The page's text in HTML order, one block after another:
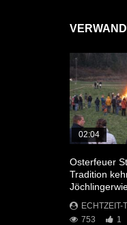
02:04
Osterfeuer
Tradition
ECHTZEIT-
753
1